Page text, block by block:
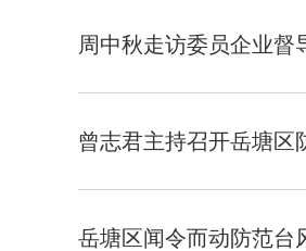
周中秋走访委员企业督
曾志君主持召开岳塘区
岳塘区闻令而动防范台